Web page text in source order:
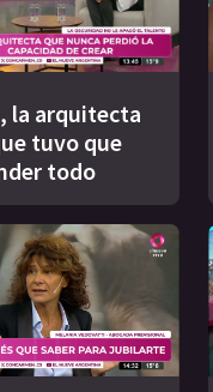
la arquitecta
tuvo que
todo